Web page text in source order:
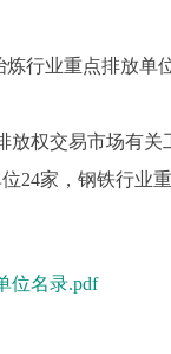
行业重点排放单
权交易市场有关
24家，钢铁行业
位名录.pdf